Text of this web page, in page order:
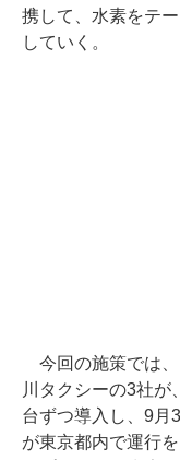
携して、水素をテ
していく。
今回の施策では、
川タクシーの3社が
台ずつ導入し、9月
が東京都内で運行